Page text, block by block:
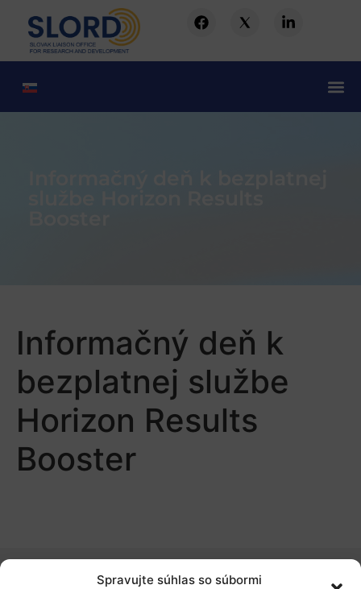
Spravujte súhlas so súbormi
Informačný deň k
bezplatnej službe
Horizon Results
Booster